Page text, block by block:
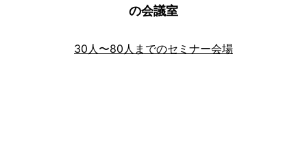
の会議室
30人〜80人までのセミナー会場